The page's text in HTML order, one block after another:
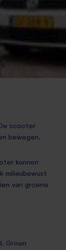
scooter
bewegen.
kunnen
milieubewust
van groene
Groen